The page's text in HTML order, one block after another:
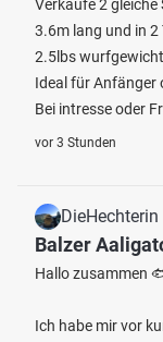
Verkaufe 2
3.6m lang und in 2
2.5lbs
Ideal für Anfänger
Bei intresse oder
vor 3 Stunden
DieHechterin
Balzer
Hallo zusammen
Ich habe mir vor